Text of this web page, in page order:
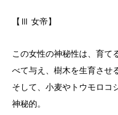
【Ⅲ 女帝】
この女性の神秘性は、育て
べて与え、樹木を生育させ
そして、小麦やトウモロコ
神秘的。